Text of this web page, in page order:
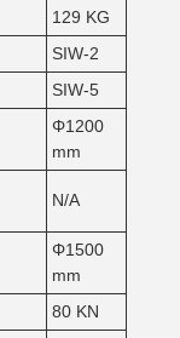
129 KG
SIW-2
SIW-5
Φ1200
mm
N/A
Φ1500
mm
80 KN